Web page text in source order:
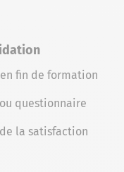
fin de formation
questionnaire
la satisfaction